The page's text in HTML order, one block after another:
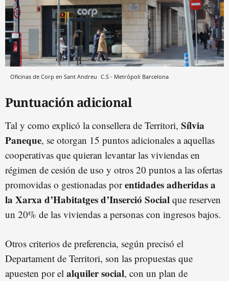
Oficinas de Corp en Sant Andreu C.S - Metrópoli Barcelona
Puntuación adicional
Tal y como explicó la consellera de Territori, Sílvia
Paneque, se otorgan 15 puntos adicionales a aquellas
cooperativas que quieran levantar las viviendas en
régimen de cesión de uso y otros 20 puntos a las ofertas
promovidas o gestionadas porentidades adheridas a
la Xarxa d’Habitatges d’Inserció Social que reserven
un 20% de las viviendas a personas con ingresos bajos.
Otros criterios de preferencia, según precisó el
Departament de Territori, son las propuestas que
apuesten por el alquiler social, con un plan de